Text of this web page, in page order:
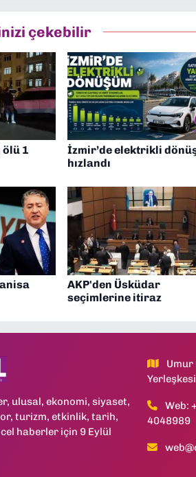
çekebilir
1
İzmir’de elektrikli
hızlandı
AKP'den Üsküdar
seçimlerine itiraz
ulusal, ekonomi, siyaset,
turizm, etkinlik, tarih,
haberler için 9 Eylül
Umur
Web:
4048989